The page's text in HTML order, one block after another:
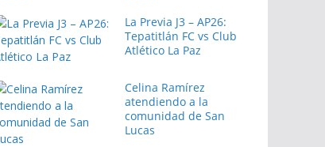
La Previa J3 – AP26:
Tepatitlán FC vs Club
Atlético La Paz
Celina Ramírez
atendiendo a la
comunidad de San
Lucas